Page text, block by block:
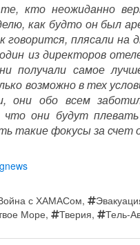
кто неожиданно
как будто он был
говорится, плясали на
из директоров
получали самое
возможно в тех
они обо всем
что они будут
такие фокусы за счет
с ХАМАСом,
Море, Тверия, Тель-